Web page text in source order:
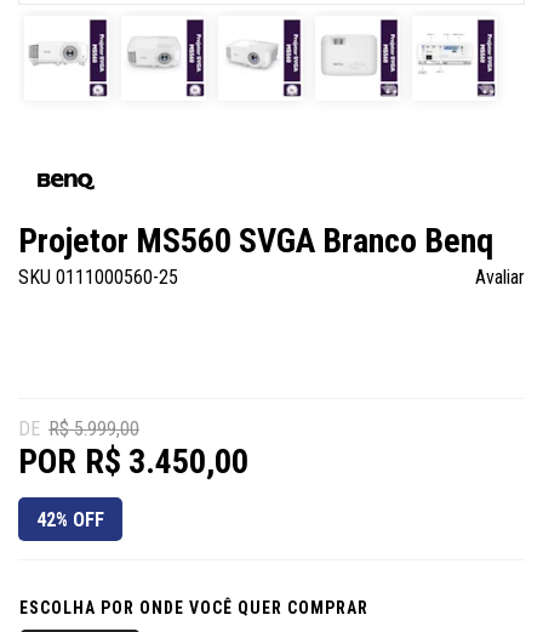
Projetor MS560 SVGA Branco Benq
SKU 0111000560-25 Avaliar
R$ 5.999,00
R$ 3.450,00
42% OFF
ESCOLHA POR ONDE VOCÊ QUER COMPRAR